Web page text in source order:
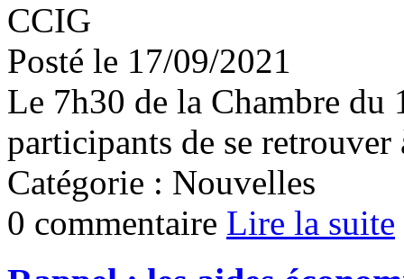
CCIG
Posté le 17/09/2021
Le 7h30 de la Chambre du
participants de se
Catégorie : Nouvelles
0 commentaire Lire la suite